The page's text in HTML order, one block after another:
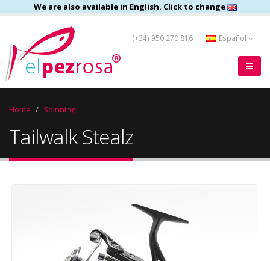
We are also available in English. Click to change
(+34) 950 270 816 Español
Home Spinning
Tailwalk Stealz